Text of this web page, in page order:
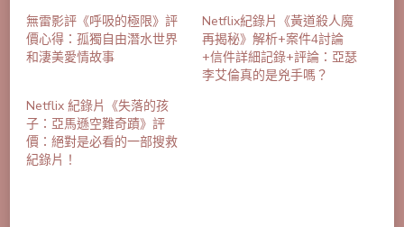
無雷影評《呼吸的極限》評
價心得：孤獨自由潛水世界
和淒美愛情故事
Netflix紀錄片《黃道殺人魔
再揭秘》解析+案件4討論
+信件詳細記錄+評論：亞瑟
李艾倫真的是兇手嗎？
Netflix 紀錄片《失落的孩
子：亞馬遜空難奇蹟》評
價：絕對是必看的一部搜救
紀錄片！